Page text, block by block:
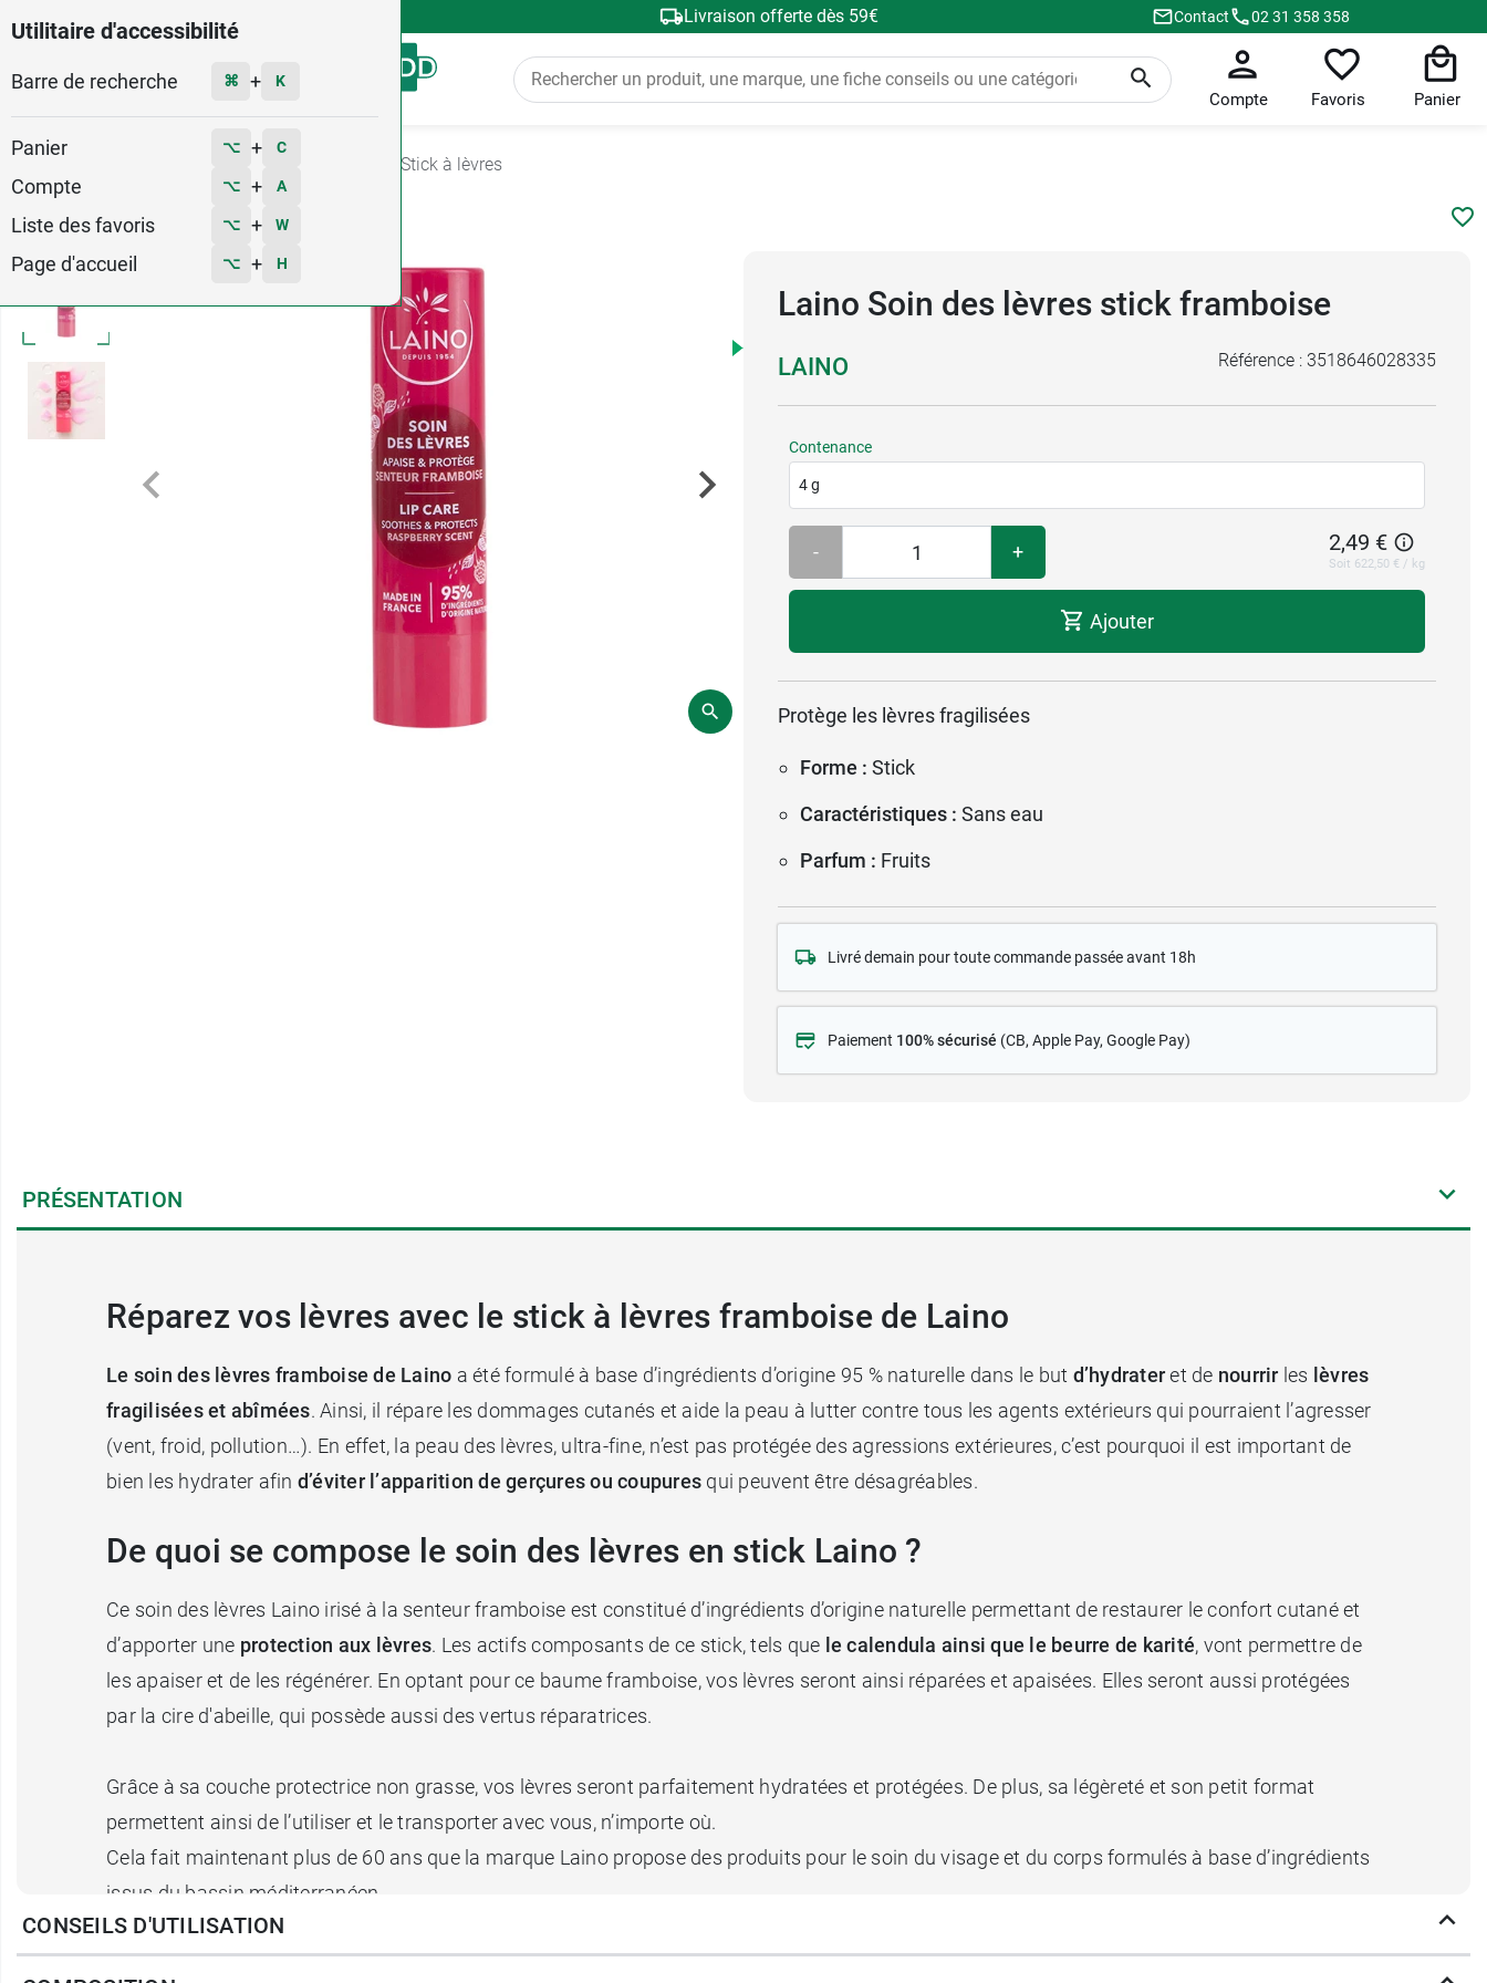
Utilitaire d'accessibilité
Barre de recherche ⌘ + K
Panier ⌥ + C
Compte ⌥ + A
Liste des favoris ⌥ + W
Page d'accueil ⌥ + H
Livraison offerte dès 59€ Contact 02 31 358 358
Menu
Compte Favoris Panier
Stick à lèvres
1
Laino Soin des lèvres stick framboise
LAINO Référence : 3518646028335
Contenance
4 g
- + 2,49 €
Soit 622,50 € / kg
Ajouter
Protège les lèvres fragilisées
Forme : Stick
Caractéristiques : Sans eau
Parfum : Fruits
Livré demain pour toute commande passée avant 18h
Paiement 100% sécurisé (CB, Apple Pay, Google Pay)
PRÉSENTATION
Réparez vos lèvres avec le stick à lèvres framboise de Laino
Le soin des lèvres framboise de Laino a été formulé à base d’ingrédients d’origine 95 % naturelle dans le but d’hydrateret de nourrir les lèvres
fragilisées et abîmées. Ainsi, il répare les dommages cutanés et aide la peau à lutter contre tous les agents extérieurs qui pourraient l’agresser
(vent, froid, pollution…). En effet, la peau des lèvres, ultra-fine, n’est pas protégée des agressions extérieures, c’est pourquoi il est important de
bien les hydrater afin d’éviter l’apparition de gerçures ou coupures qui peuvent être désagréables.
De quoi se compose le soin des lèvres en stick Laino ?
Ce soin des lèvres Laino irisé à la senteur framboise est constitué d’ingrédients d’origine naturelle permettant de restaurer le confort cutané et
d’apporter une protection aux lèvres. Les actifs composants de ce stick, tels que le calendula ainsi que le beurre de karité, vont permettre de
les apaiser et de les régénérer. En optant pour ce baume framboise, vos lèvres seront ainsi réparées et apaisées. Elles seront aussi protégées
par la cire d'abeille, qui possède aussi des vertus réparatrices.
Grâce à sa couche protectrice non grasse, vos lèvres seront parfaitement hydratées et protégées. De plus, sa légèreté et son petit format
permettent ainsi de l’utiliser et le transporter avec vous, n’importe où.
Cela fait maintenant plus de 60 ans que la marque Laino propose des produits pour le soin du visage et du corps formulés à base d’ingrédients
issus du bassin méditerranéen.
Découvrez leSoin de lèvres Stick Vanille Lainoqui hydrate, apaise et protège les lèvres.
CONSEILS D'UTILISATION